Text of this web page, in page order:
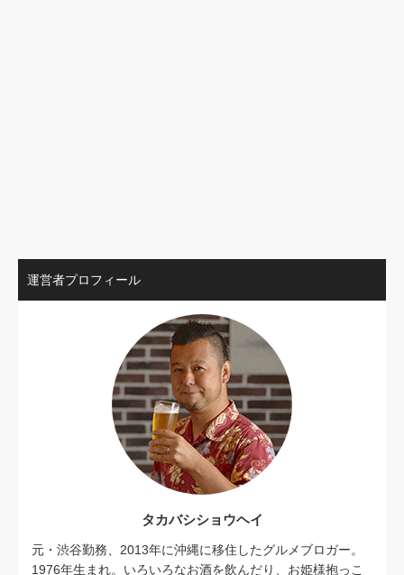
運営者プロフィール
タカバシショウヘイ
元・渋谷勤務、2013年に沖縄に移住したグルメブロガー。
1976年生まれ。いろいろなお酒を飲んだり、お姫様抱っこ